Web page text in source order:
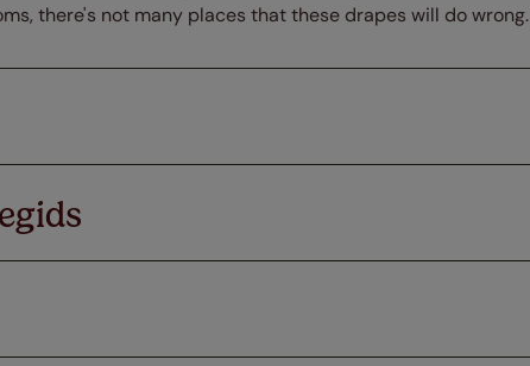
there's not many places that these drapes will do wrong.